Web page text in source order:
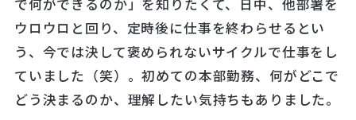
で何ができるのか」を知りたくて、日中、他部署を
ウロウロと回り、定時後に仕事を終わらせるとい
う、今では決して褒められないサイクルで仕事をし
ていました（笑）。初めての本部勤務、何がどこで
どう決まるのか、理解したい気持ちもありました。